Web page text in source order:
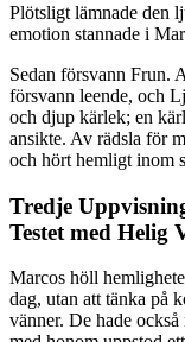
Plötsligt lämnade den
emotion stannade i
Sedan försvann Frun.
försvann leende, och
och djup kärlek; en
ansikte. Av rädsla för
och hört hemligt inom
Tredje
Testet med Helig
Marcos höll
dag, utan att tänka på
vänner. De hade